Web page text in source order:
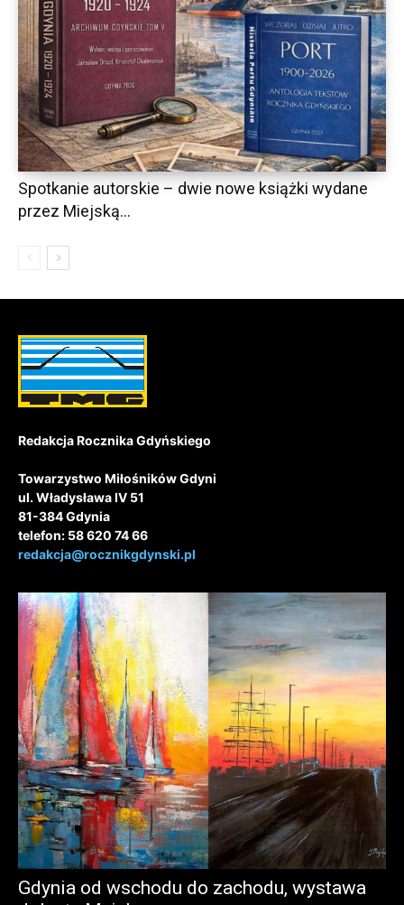
Spotkanie autorskie – dwie nowe książki wydane
przez Miejską...
Redakcja Rocznika Gdyńskiego
Towarzystwo Miłośników Gdyni
ul. Władysława IV 51
81-384 Gdynia
telefon: 58 620 74 66
redakcja@rocznikgdynski.pl
Gdynia od wschodu do zachodu, wystawa